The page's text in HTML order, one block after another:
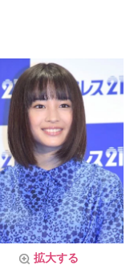
拡大する